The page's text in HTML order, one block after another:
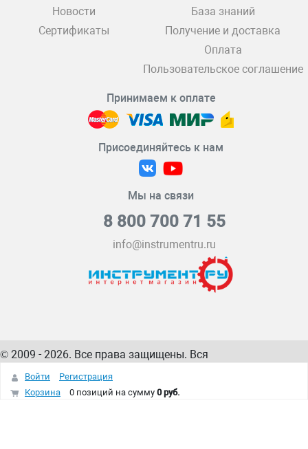
Новости
Сертификаты
База знаний
Получение и доставка
Оплата
Пользовательское соглашение
Принимаем к оплате
Присоединяйтесь к нам
Мы на связи
8 800 700 71 55
info@instrumentru.ru
© 2009 - 2026. Все права защищены. Вся
информация на сайте – собственность
интернет-магазина
Войти
Регистрация
Корзина
0 позиций на сумму 0 руб.